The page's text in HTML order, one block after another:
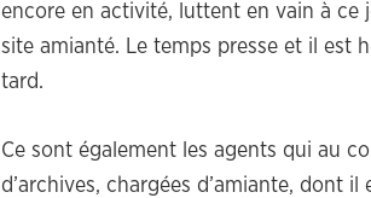
encore en activité, luttent en vain à ce
site amianté. Le temps presse et il est
tard.
Ce sont également les agents qui au
d’archives, chargées d’amiante, dont